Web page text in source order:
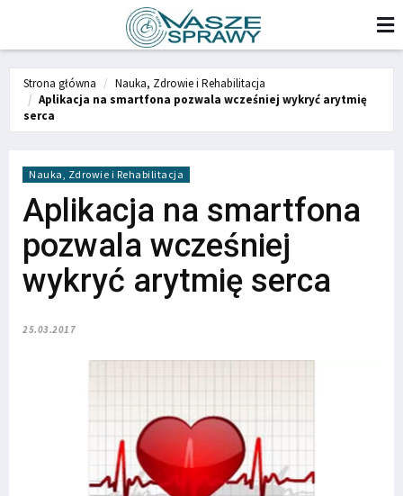
Strona główna
Nauka, Zdrowie i Rehabilitacja
Aplikacja na smartfona pozwala wcześniej wykryć arytmię
serca
Nauka, Zdrowie i Rehabilitacja
Aplikacja na smartfona
pozwala wcześniej
wykryć arytmię serca
25.03.2017